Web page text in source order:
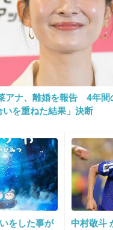
スキンケアにした
子見
+97
れたかった
アナ、離婚を報告 4年間
を重ねた結果」決断
をした事が
中村敬斗